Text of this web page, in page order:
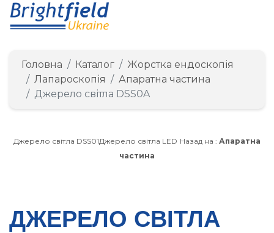
Головна Каталог
Жорстка ендоскопія
Лапароскопія
Апаратна частина
Джерело світла DSS0A
Джерело світла DSS01Джерело світла LED Назад на : Апаратна
частина
ДЖЕРЕЛО СВІТЛА